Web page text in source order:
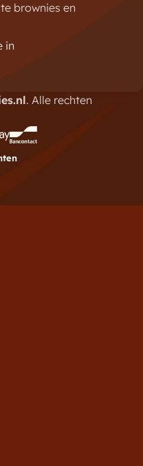
brownies en
in
. Alle rechten